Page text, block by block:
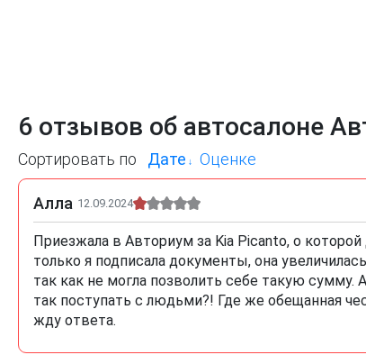
6 отзывов об автосалоне
Сортировать по Дате Оценке
Алла 12.09.2024
Приезжала в Авториум за Kia Picanto, о
только я подписала документы, она
так как не могла позволить себе такую
так поступать с людьми?! Где же обещанная
жду ответа.